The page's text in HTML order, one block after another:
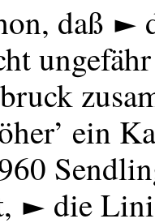
daß ►
ein
► die